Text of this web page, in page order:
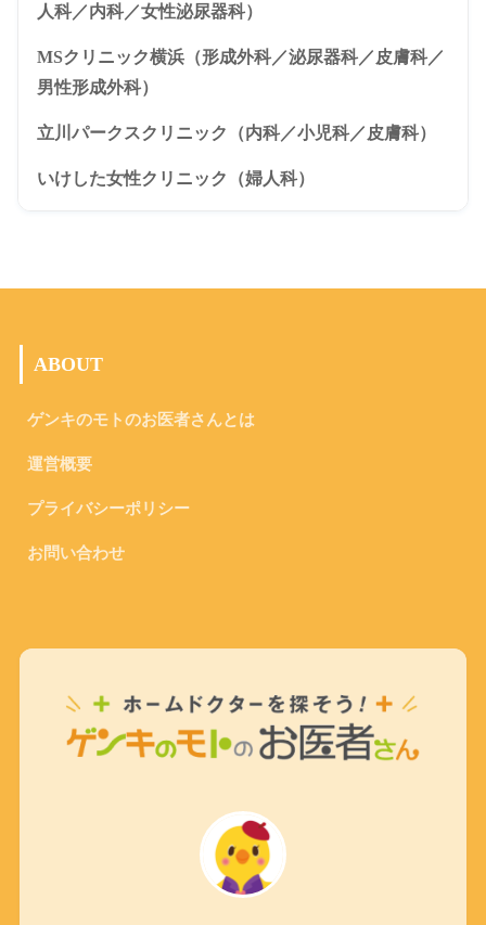
人科／内科／女性泌尿器科）
MSクリニック横浜（形成外科／泌尿器科／皮膚科／
男性形成外科）
立川パークスクリニック（内科／小児科／皮膚科）
いけした女性クリニック（婦人科）
ABOUT
ゲンキのモトのお医者さんとは
運営概要
プライバシーポリシー
お問い合わせ